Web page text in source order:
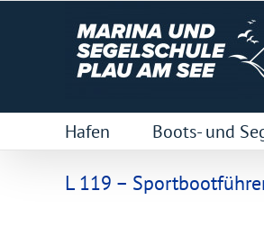
Hafen Boots- und
L 119 –